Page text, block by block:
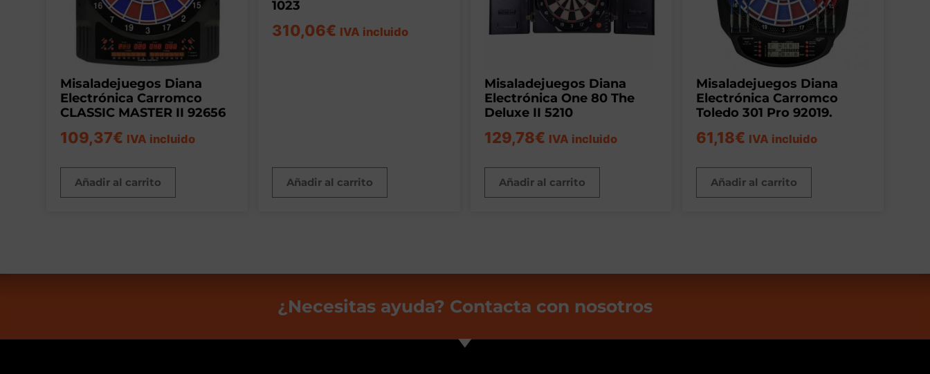
Misaladejuegos Diana
Electrónica Carromco
CLASSIC MASTER II 92656
109,37€ IVA incluido
Añadir al carrito
1023
310,06€ IVA incluido
Añadir al carrito
Misaladejuegos Diana
Electrónica One 80 The
Deluxe II 5210
129,78€ IVA incluido
Añadir al carrito
Misaladejuegos Diana
Electrónica Carromco
Toledo 301 Pro 92019.
61,18€ IVA incluido
Añadir al carrito
¿Necesitas ayuda? Contacta con nosotros